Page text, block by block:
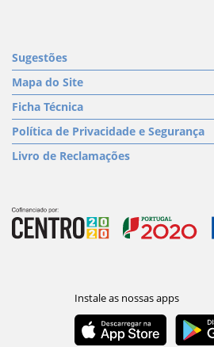
Sugestões
Mapa do Site
Ficha Técnica
Política de Privacidade e Segurança
Livro de Reclamações